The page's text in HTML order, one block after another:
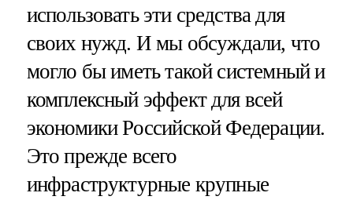
использовать эти средства для
своих нужд. И мы обсуждали, что
могло бы иметь такой системный и
комплексный эффект для всей
экономики Российской Федерации.
Это прежде всего
инфраструктурные крупные